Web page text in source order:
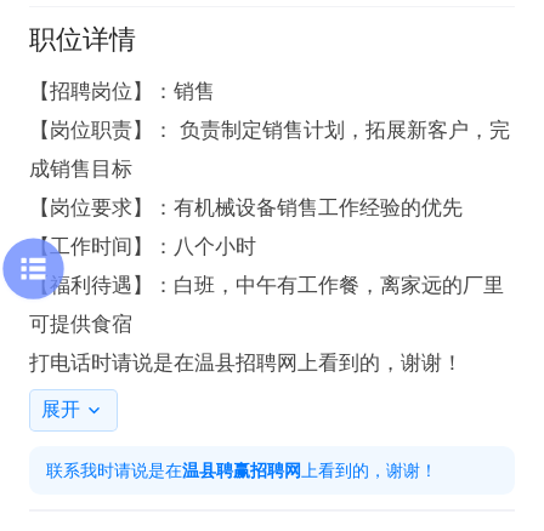
职位详情
【招聘岗位】：销售
【岗位职责】： 负责制定销售计划，拓展新客户，完
成销售目标
【岗位要求】：有机械设备销售工作经验的优先
【工作时间】：八个小时
【福利待遇】：白班，中午有工作餐，离家远的厂里
可提供食宿
打电话时请说是在温县招聘网上看到的，谢谢！
展开
联系我时请说是在温县聘赢招聘网 上看到的，谢谢！